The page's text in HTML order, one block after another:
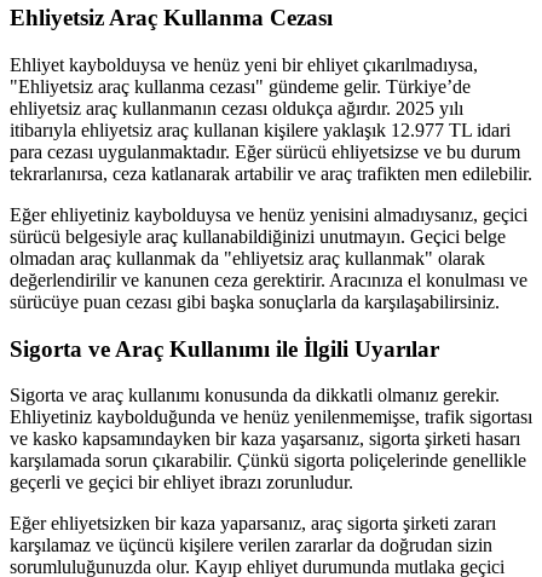
Ehliyetsiz Araç Kullanma Cezası
Ehliyet kaybolduysa ve henüz yeni bir ehliyet çıkarılmadıysa,
"Ehliyetsiz araç kullanma cezası" gündeme gelir. Türkiye’de
ehliyetsiz araç kullanmanın cezası oldukça ağırdır. 2025 yılı
itibarıyla ehliyetsiz araç kullanan kişilere yaklaşık 12.977 TL idari
para cezası uygulanmaktadır. Eğer sürücü ehliyetsizse ve bu durum
tekrarlanırsa, ceza katlanarak artabilir ve araç trafikten men edilebilir.
Eğer ehliyetiniz kaybolduysa ve henüz yenisini almadıysanız, geçici
sürücü belgesiyle araç kullanabildiğinizi unutmayın. Geçici belge
olmadan araç kullanmak da "ehliyetsiz araç kullanmak" olarak
değerlendirilir ve kanunen ceza gerektirir. Aracınıza el konulması ve
sürücüye puan cezası gibi başka sonuçlarla da karşılaşabilirsiniz.
Sigorta ve Araç Kullanımı ile İlgili Uyarılar
Sigorta ve araç kullanımı konusunda da dikkatli olmanız gerekir.
Ehliyetiniz kaybolduğunda ve henüz yenilenmemişse, trafik sigortası
ve kasko kapsamındayken bir kaza yaşarsanız, sigorta şirketi hasarı
karşılamada sorun çıkarabilir. Çünkü sigorta poliçelerinde genellikle
geçerli ve geçici bir ehliyet ibrazı zorunludur.
Eğer ehliyetsizken bir kaza yaparsanız, araç sigorta şirketi zararı
karşılamaz ve üçüncü kişilere verilen zararlar da doğrudan sizin
sorumluluğunuzda olur. Kayıp ehliyet durumunda mutlaka geçici